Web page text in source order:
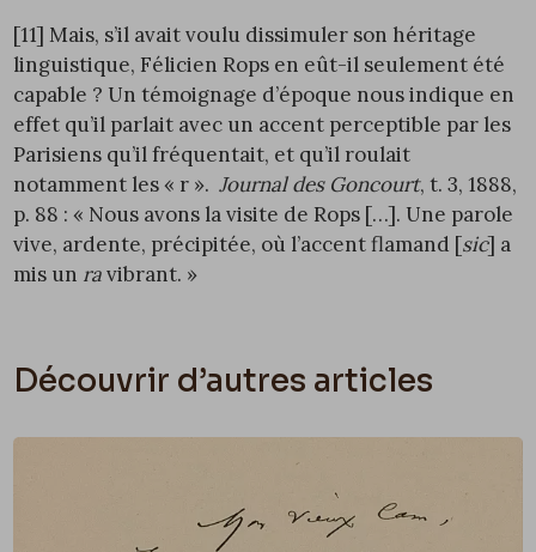
[11] Mais, s’il avait voulu dissimuler son héritage
linguistique, Félicien Rops en eût-il seulement été
capable ? Un témoignage d’époque nous indique en
effet qu’il parlait avec un accent perceptible par les
Parisiens qu’il fréquentait, et qu’il roulait
notamment les « r ». Journal des Goncourt, t. 3, 1888,
p. 88 : « Nous avons la visite de Rops […]. Une parole
vive, ardente, précipitée, où l’accent flamand [sic] a
mis un ravibrant. »
Découvrir d’autres articles